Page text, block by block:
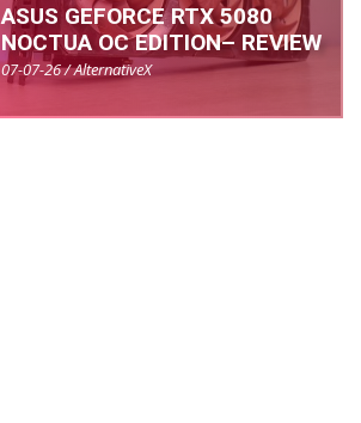
ASUS GEFORCE RTX 5080
NOCTUA OC EDITION– REVIEW
07-07-26 / AlternativeX